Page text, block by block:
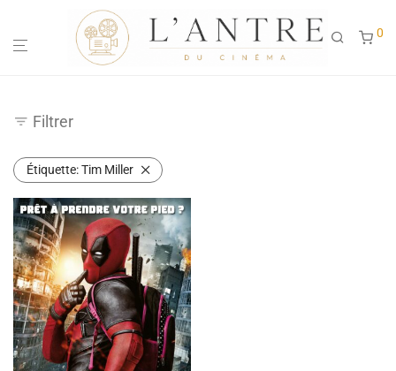
0
Filtrer
Étiquette:Tim Miller